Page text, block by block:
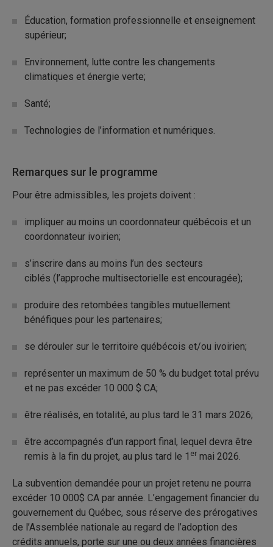
Éducation, formation professionnelle et enseignement
supérieur;
Environnement, lutte contre les changements
climatiques et énergie verte;
Santé;
Technologies de l’information et numériques.
Remarques sur le programme
Pour être admissibles, les projets doivent :
impliquer au moins un coordonnateur québécois et un
coordonnateur ivoirien;
s’inscrire dans au moins l’un des secteurs
ciblés (l’approche multisectorielle est encouragée);
produire des retombées tangibles mutuellement
bénéfiques pour les partenaires;
se dérouler sur le territoire québécois et/ou ivoirien;
représenter un maximum de 50 % du budget total prévu
et ne pas excéder 10 000 $ CA;
être réalisés, en totalité, au plus tard le 31 mars 2026;
être accompagnés d’un rapport final, lequel devra être
remis à la fin du projet, au plus tard le 1 er mai 2026.
La subvention demandée pour un projet retenu ne pourra
excéder 10 000$ CA par année. L’engagement financier du
gouvernement du Québec, sous réserve des prérogatives
de l’Assemblée nationale au regard de l’adoption des
crédits annuels, porte sur une ou deux années financières